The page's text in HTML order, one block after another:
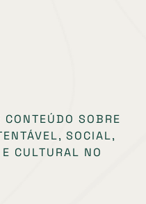
SOBRE
SOCIAL,
CULTURAL NO